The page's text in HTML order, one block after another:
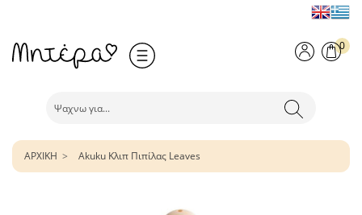
0
ΑΡΧΙΚΗ Akuku Κλιπ Πιπίλας Leaves